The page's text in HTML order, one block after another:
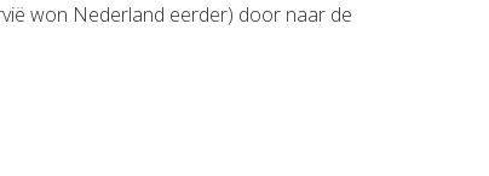
won Nederland eerder) door naar de